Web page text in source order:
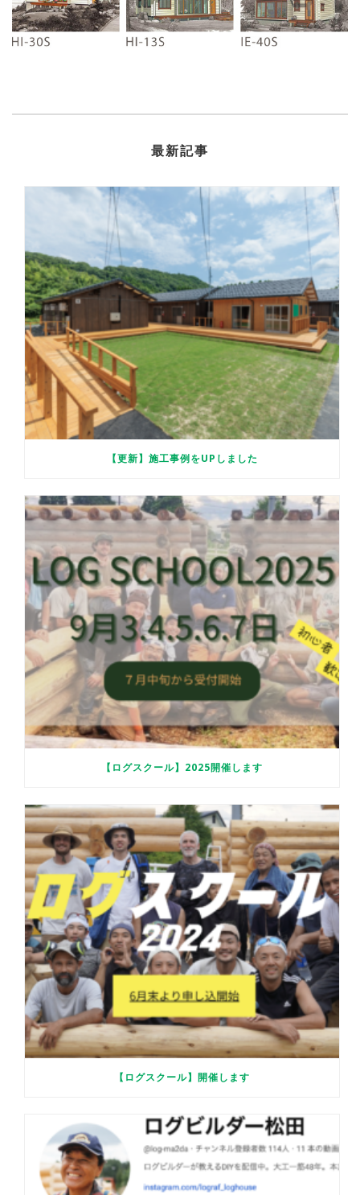
最新記事
【更新】施工事例をUPしました
【ログスクール】2025開催します
【ログスクール】開催します